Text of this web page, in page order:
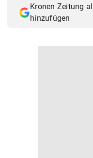
Kronen Zeitung
hinzufügen